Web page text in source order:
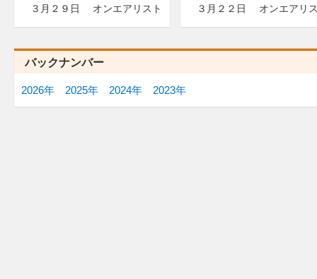
３月２９日 オンエアリスト
３月２２日 オンエアリ
バックナンバー
2026年 2025年 2024年 2023年